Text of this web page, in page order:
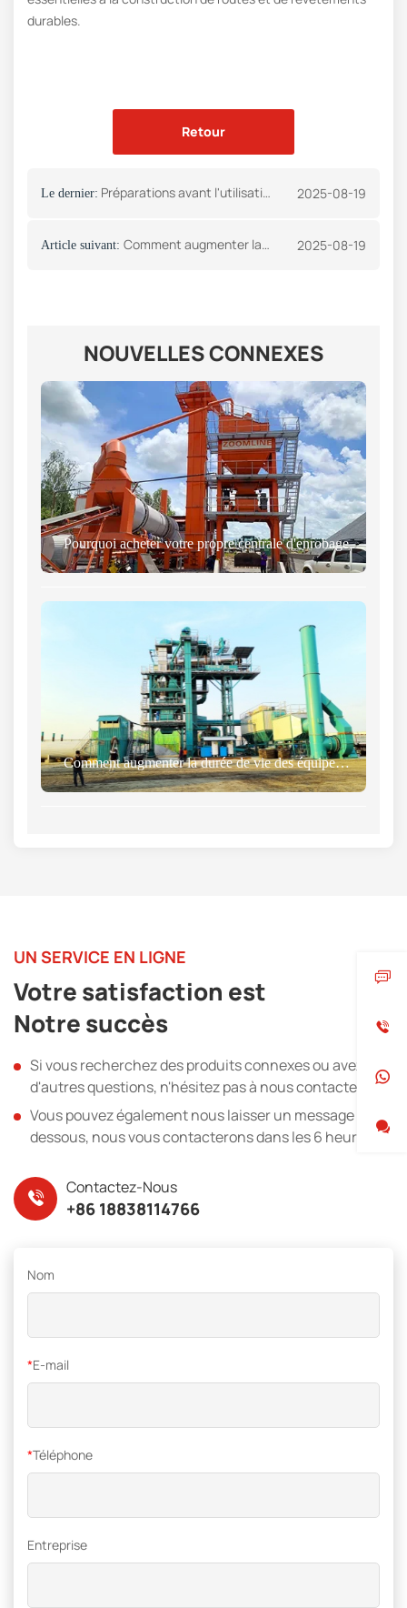
durables.
Retour
Le dernier: Préparations avant l'utilisation de la centrale d'enrobage 2025-08-19
Article suivant: Comment augmenter la durée de vie des équipements de mélange d'asphalte 2025-08-19
NOUVELLES CONNEXES
Pourquoi acheter votre propre centrale d'enrobage
Comment augmenter la durée de vie des équipements de mélange d'asphalte
UN SERVICE EN LIGNE
Votre satisfaction est
Notre succès
Si vous recherchez des produits connexes ou avez
d'autres questions, n'hésitez pas à nous contacter.
Vous pouvez également nous laisser un message ci-
dessous, nous vous contacterons dans les 6 heures.
Contactez-Nous
+86 18838114766
Nom
*E-mail
*Téléphone
Entreprise